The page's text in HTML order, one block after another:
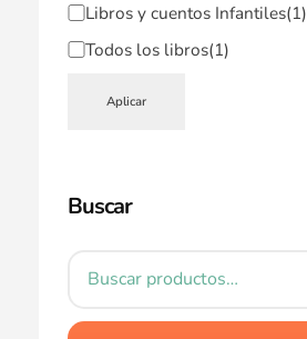
Libros y cuentos Infantiles(1)
Todos los libros(1)
Aplicar
Buscar